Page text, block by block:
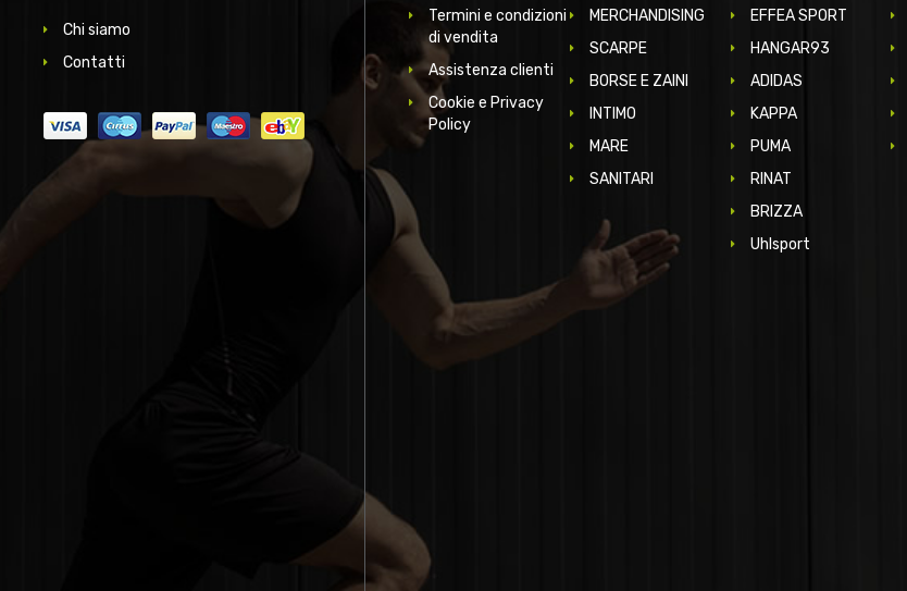
Chi siamo
Contatti
Termini e condizioni
di vendita
Assistenza clienti
Cookie e Privacy
Policy
MERCHANDISING
SCARPE
BORSE E ZAINI
INTIMO
MARE
SANITARI
EFFEA SPORT
HANGAR93
ADIDAS
KAPPA
PUMA
RINAT
BRIZZA
Uhlsport